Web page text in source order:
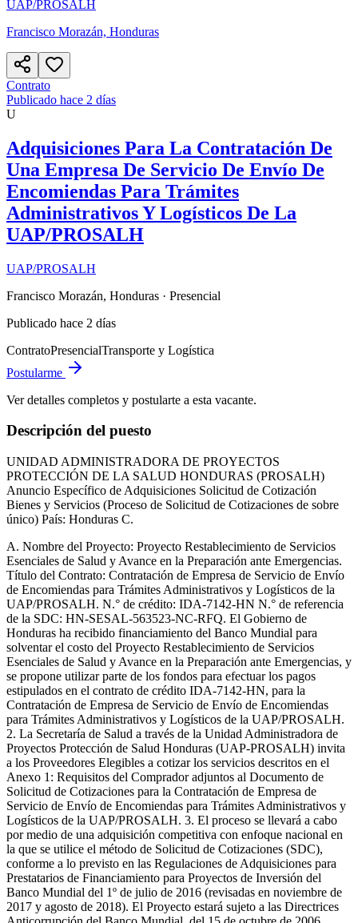
UAP/PROSALH
Francisco Morazán, Honduras
Contrato
Publicado hace 2 días
U
Adquisiciones Para La Contratación De
Una Empresa De Servicio De Envío De
Encomiendas Para Trámites
Administrativos Y Logísticos De La
UAP/PROSALH
UAP/PROSALH
Francisco Morazán, Honduras · Presencial
Publicado hace 2 días
ContratoPresencialTransporte y Logística
Postularme
Ver detalles completos y postularte a esta vacante.
Descripción del puesto
UNIDAD ADMINISTRADORA DE PROYECTOS
PROTECCIÓN DE LA SALUD HONDURAS (PROSALH)
Anuncio Específico de Adquisiciones Solicitud de Cotización
Bienes y Servicios (Proceso de Solicitud de Cotizaciones de sobre
único) País: Honduras C.
A. Nombre del Proyecto: Proyecto Restablecimiento de Servicios
Esenciales de Salud y Avance en la Preparación ante Emergencias.
Título del Contrato: Contratación de Empresa de Servicio de Envío
de Encomiendas para Trámites Administrativos y Logísticos de la
UAP/PROSALH. N.° de crédito: IDA-7142-HN N.° de referencia
de la SDC: HN-SESAL-563523-NC-RFQ. El Gobierno de
Honduras ha recibido financiamiento del Banco Mundial para
solventar el costo del Proyecto Restablecimiento de Servicios
Esenciales de Salud y Avance en la Preparación ante Emergencias, y
se propone utilizar parte de los fondos para efectuar los pagos
estipulados en el contrato de crédito IDA-7142-HN, para la
Contratación de Empresa de Servicio de Envío de Encomiendas
para Trámites Administrativos y Logísticos de la UAP/PROSALH.
2. La Secretaría de Salud a través de la Unidad Administradora de
Proyectos Protección de Salud Honduras (UAP-PROSALH) invita
a los Proveedores Elegibles a cotizar los servicios descritos en el
Anexo 1: Requisitos del Comprador adjuntos al Documento de
Solicitud de Cotizaciones para la Contratación de Empresa de
Servicio de Envío de Encomiendas para Trámites Administrativos y
Logísticos de la UAP/PROSALH. 3. El proceso se llevará a cabo
por medio de una adquisición competitiva con enfoque nacional en
la que se utilice el método de Solicitud de Cotizaciones (SDC),
conforme a lo previsto en las Regulaciones de Adquisiciones para
Prestatarios de Financiamiento para Proyectos de Inversión del
Banco Mundial del 1º de julio de 2016 (revisadas en noviembre de
2017 y agosto de 2018). El Proyecto estará sujeto a las Directrices